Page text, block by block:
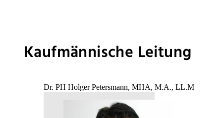
Kaufmännische Leitung
Dr. PH Holger Petersmann, MHA, M.A., LL.M